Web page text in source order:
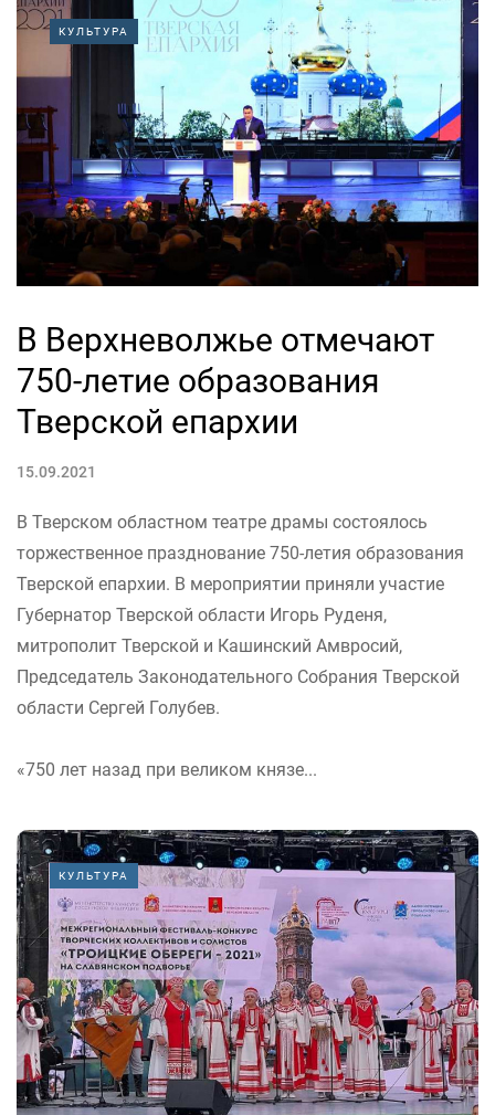
КУЛЬТУРА
В Верхневолжье отмечают
750-летие образования
Тверской епархии
15.09.2021
В Тверском областном театре драмы состоялось
торжественное празднование 750-летия образования
Тверской епархии. В мероприятии приняли участие
Губернатор Тверской области Игорь Руденя,
митрополит Тверской и Кашинский Амвросий,
Председатель Законодательного Собрания Тверской
области Сергей Голубев.
«750 лет назад при великом князе...
КУЛЬТУРА